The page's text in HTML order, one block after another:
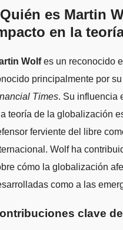
es Martin
en la
Wolfes un reconocido
principalmente por
Times. Su influencia
teoría de la globalización
ferviente del libre
Wolf ha
cómo la globalización
como a las
clave